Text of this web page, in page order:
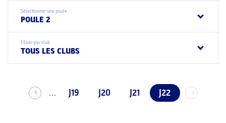
Sélectionner une poule
POULE 2
Filtrer par club
TOUS LES CLUBS
... J19 J20 J21 J22